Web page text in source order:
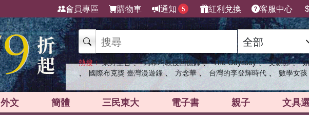
會員專區 購物車 通知 5 紅利兌換 客服中心
熱搜： 東野圭吾 、 高希均教授回憶錄 、 The Odyssey 、 父親節 、
、 國際布克獎 臺灣漫遊錄 、 方念華 、 台灣的李登輝時代 、 數學女
外文 簡體 三民東大 電子書 親子 文具